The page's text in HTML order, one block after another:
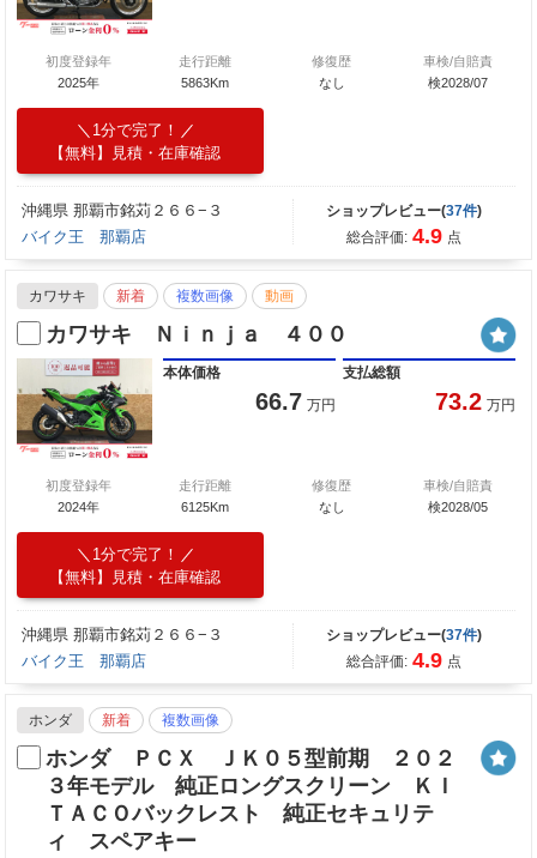
初度登録年
2025年
走行距離
5863Km
修復歴
なし
車検/自賠責
検2028/07
1分で完了！
【無料】見積・在庫確認
沖縄県 那覇市銘苅２６６−３
バイク王 那覇店
ショップレビュー(37件)
総合評価: 4.9 点
カワサキ 新着 複数画像 動画
カワサキ Ｎｉｎｊａ ４００
本体価格
66.7 万円
支払総額
73.2 万円
初度登録年
2024年
走行距離
6125Km
修復歴
なし
車検/自賠責
検2028/05
1分で完了！
【無料】見積・在庫確認
沖縄県 那覇市銘苅２６６−３
バイク王 那覇店
ショップレビュー(37件)
総合評価: 4.9 点
ホンダ 新着 複数画像
ホンダ ＰＣＸ ＪＫ０５型前期 ２０２
３年モデル 純正ロングスクリーン ＫＩ
ＴＡＣＯバックレスト 純正セキュリテ
ィ スペアキー